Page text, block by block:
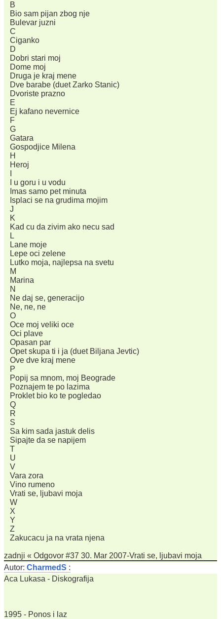
B
Bio sam pijan zbog nje
Bulevar juzni
C
Ciganko
D
Dobri stari moj
Dome moj
Druga je kraj mene
Dve barabe (duet Zarko Stanic)
Dvoriste prazno
E
Ej kafano nevernice
F
G
Gatara
Gospodjice Milena
H
Heroj
I u goru i u vodu
Imas samo pet minuta
Isplaci se na grudima mojim
J
K
Kad cu da zivim ako necu sad
L
Lane moje
Lepe oci zelene
Lutko moja, najlepsa na svetu
M
Marina
N
Ne daj se, generacijo
Ne, ne, ne
O
Oce moj veliki oce
Oci plave
Opasan par
Opet skupa ti i ja (duet Biljana Jevtic)
Ove dve kraj mene
P
Popij sa mnom, moj Beograde
Poznajem te po lazima
Proklet bio ko te pogledao
Q
R
S
Sa kim sada jastuk delis
Sipajte da se napijem
T
U
V
Vara zora
Vino rumeno
Vrati se, ljubavi moja
W
X
Y
Z
Zakucacu ja na vrata njena
zadnji « Odgovor #37 30. Mar 2007-Vrati se, ljubavi moja
Autor: CharmedS :
Aca Lukasa - Diskografija
1995 - Ponos i laz